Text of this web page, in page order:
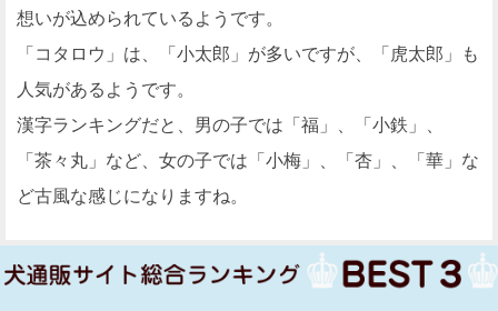
想いが込められているようです。
「コタロウ」は、「小太郎」が多いですが、「虎太郎」も
人気があるようです。
漢字ランキングだと、男の子では「福」、「小鉄」、
「茶々丸」など、女の子では「小梅」、「杏」、「華」な
ど古風な感じになりますね。